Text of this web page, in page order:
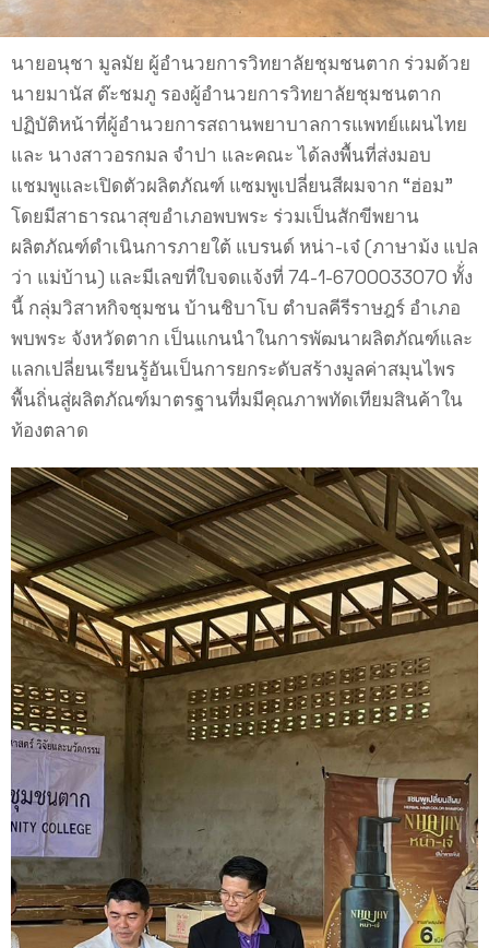
นายอนุชา มูลมัย ผู้อำนวยการวิทยาลัยชุมชนตาก ร่วมด้วย
นายมานัส ต๊ะชมภู รองผู้อำนวยการวิทยาลัยชุมชนตาก
ปฏิบัติหน้าที่ผู้อำนวยการสถานพยาบาลการแพทย์แผนไทย
และ นางสาวอรกมล จำปา และคณะ ได้ลงพื้นที่ส่งมอบ
แชมพูและเปิดตัวผลิตภัณฑ์ แซมพูเปลี่ยนสีผมจาก “ฮ่อม”
โดยมีสาธารณาสุขอำเภอพบพระ ร่วมเป็นสักขีพยาน
ผลิตภัณฑ์ดำเนินการภายใต้ แบรนด์ หน่า-เจ๋ (ภาษาม้ง แปล
ว่า แม่บ้าน) และมีเลขที่ใบจดแจ้งที่ 74-1-6700033070 ทั้่ง
นี้ กลุ่มวิสาหกิจชุมชน บ้านชิบาโบ ตำบลคีรีราษฎร์ อำเภอ
พบพระ จังหวัดตาก เป็นแกนนำในการพัฒนาผลิตภัณฑ์และ
แลกเปลี่ยนเรียนรู้อันเป็นการยกระดับสร้างมูลค่าสมุนไพร
พื้นถิ่นสู่ผลิตภัณฑ์มาตรฐานที่มมีคุณภาพทัดเทียมสินค้าใน
ท้องตลาด